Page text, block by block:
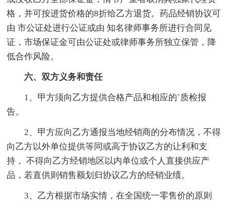
格，并可按进货价格的8折给乙方退货。药品经销协议可
由 市公证处进行公证或由 知名律师事务所进行合同见
证，市场保证金可由公证处或律师事务所独立保管，降
低合作风险。
六、双方义务和责任
1、甲方须向乙方提供合格产品和相应的`质检报
告。
2、甲方应向乙方通报当地经销商的分布情况，不得
向乙方以外单位提供等同或高于协议乙方的让利和支
持， 不得向乙方经销地区以内单位或个人直接供应产
品，若直供则销售额划归协议乙方的经销业绩。
3、乙方根据市场实情，在全国统一零售价的原则